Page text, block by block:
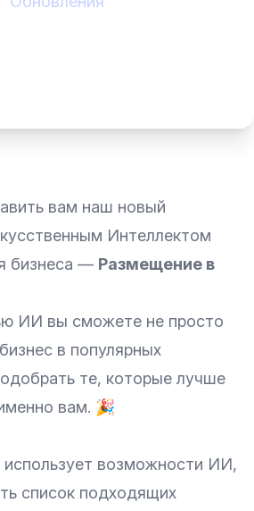
вам наш новый
Интеллектом
бизнеса — Размещение в
ИИ вы сможете не просто
в популярных
те, которые лучше
вам. 🎉
возможности ИИ,
список подходящих